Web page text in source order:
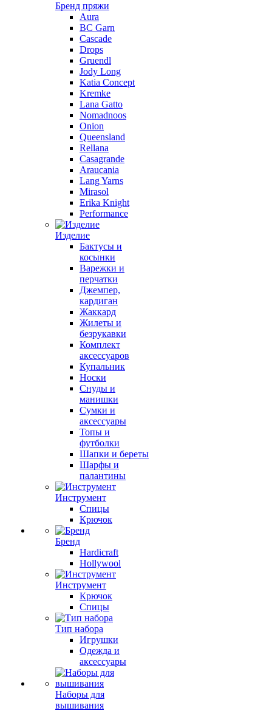
Бренд пряжи
Aura
BC Garn
Cascade
Drops
Gruendl
Jody Long
Katia Concept
Kremke
Lana Gatto
Nomadnoos
Onion
Queensland
Rellana
Casagrande
Araucania
Lang Yarns
Mirasol
Erika Knight
Performance
Изделие
Бактусы и
косынки
Варежки и
перчатки
Джемпер,
кардиган
Жаккард
Жилеты и
безрукавки
Комплект
аксессуаров
Купальник
Носки
Снуды и
манишки
Сумки и
аксессуары
Топы и
футболки
Шапки и береты
Шарфы и
палантины
Инструмент
Спицы
Крючок
Бренд
Hardicraft
Hollywool
Инструмент
Крючок
Спицы
Тип набора
Игрушки
Одежда и
аксессуары
Наборы для
вышивания